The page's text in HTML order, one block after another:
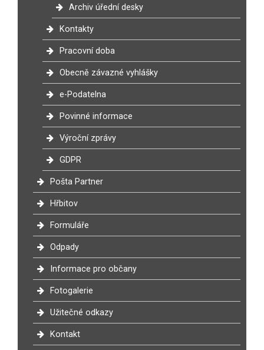
Archiv úřední desky
Kontakty
Pracovní doba
Obecně závazné vyhlášky
e-Podatelna
Povinné informace
Výroční zprávy
GDPR
Pošta Partner
Hřbitov
Formuláře
Odpady
Informace pro občany
Fotogalerie
Užitečné odkazy
Kontakt